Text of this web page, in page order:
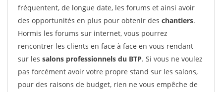
fréquentent, de longue date, les forums et ainsi avoir
des opportunités en plus pour obtenir des chantiers.
Hormis les forums sur internet, vous pourrez
rencontrer les clients en face à face en vous rendant
sur les salons professionnels du BTP. Si vous ne voulez
pas forcément avoir votre propre stand sur les salons,
pour des raisons de budget, rien ne vous empêche de